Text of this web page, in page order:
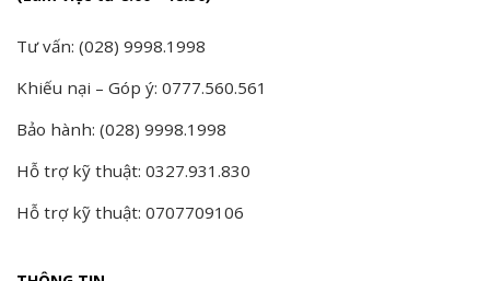
Tư vấn: (028) 9998.1998
Khiếu nại – Góp ý: 0777.560.561
Bảo hành: (028) 9998.1998
Hỗ trợ kỹ thuật: 0327.931.830
Hỗ trợ kỹ thuật: 0707709106